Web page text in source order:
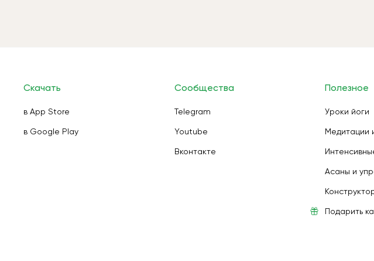
Скачать
в App Store
в Google Play
Сообщества
Telegram
Youtube
Вконтакте
Полезное
Уроки йоги
Медитации
Асаны и
Подарить